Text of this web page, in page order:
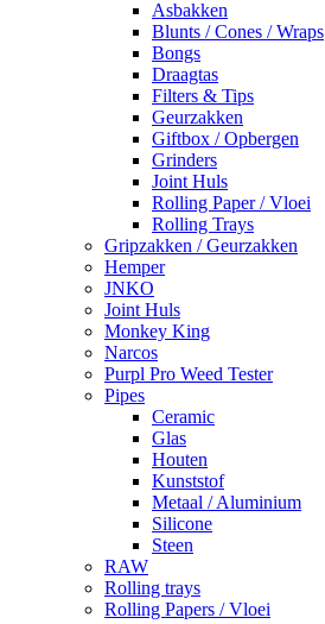
Asbakken
Blunts / Cones / Wraps
Bongs
Draagtas
Filters & Tips
Geurzakken
Giftbox / Opbergen
Grinders
Joint Huls
Rolling Paper / Vloei
Rolling Trays
Gripzakken / Geurzakken
Hemper
JNKO
Joint Huls
Monkey King
Narcos
Purpl Pro Weed Tester
Pipes
Ceramic
Glas
Houten
Kunststof
Metaal / Aluminium
Silicone
Steen
RAW
Rolling trays
Rolling Papers / Vloei